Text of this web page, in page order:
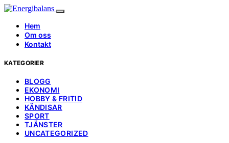
Hem
Om oss
Kontakt
KATEGORIER
BLOGG
EKONOMI
HOBBY & FRITID
KÄNDISAR
SPORT
TJÄNSTER
UNCATEGORIZED